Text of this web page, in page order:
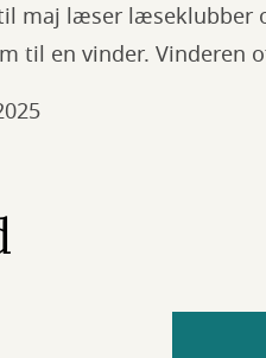
maj læser læseklubber
til en vinder. Vinderen